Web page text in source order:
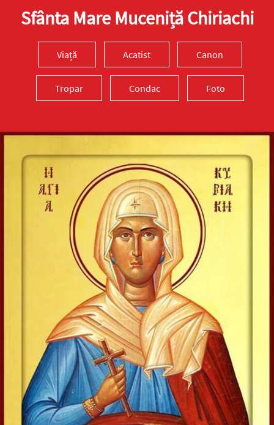
Sfânta Mare Muceniță Chiriachi
Viață Acatist Canon
Tropar Condac Foto